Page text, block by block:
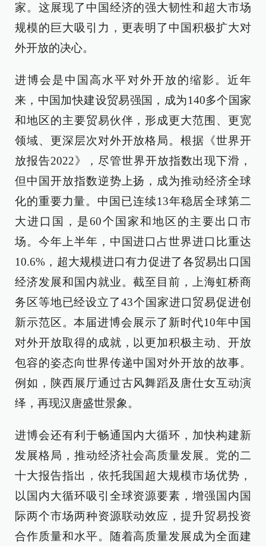
家。这展现了中国经济的强大韧性和超大市场
规模的巨大吸引力，更表明了中国积极扩大对
外开放的决心。
进博会是中国高水平对外开放的缩影。近年
来，中国加快建设贸易强国，成为140多个国家
和地区的主要贸易伙伴，形成更大范围、更宽
领域、更深层次对外开放格局。根据《世界开
放报告2022》，尽管世界开放指数出现下滑，
但中国开放指数逆势上扬，成为推动经济全球
化的重要力量。中国已连续13年稳居全球第二
大进口国，是60个国家和地区的主要出口市
场。今年上半年，中国进口占世界进口比重达
10.6%，超大规模进口有力促进了各贸易出口国
经济发展和国内就业。截至目前，上海虹桥商
务区等地已经设立了43个国家进口贸易促进创
新示范区。本届进博会展示了新时代10年中国
对外开放取得的成就，以更加积极主动、开放
包容的姿态向世界传递中国对外开放的故事。
例如，陕西展厅通过古风舞蹈及唐仕女互动演
绎，再现汉唐盛世景象。
进博会还有利于畅通国内大循环，加快构建新
发展格局，推动经济社会高质量发展。党的二
十大报告指出，依托我国超大规模市场优势，
以国内大循环吸引全球资源要素，增强国内国
际两个市场两种资源联动效应，提升贸易投资
合作质量和水平。随着高质量发展成为全面建